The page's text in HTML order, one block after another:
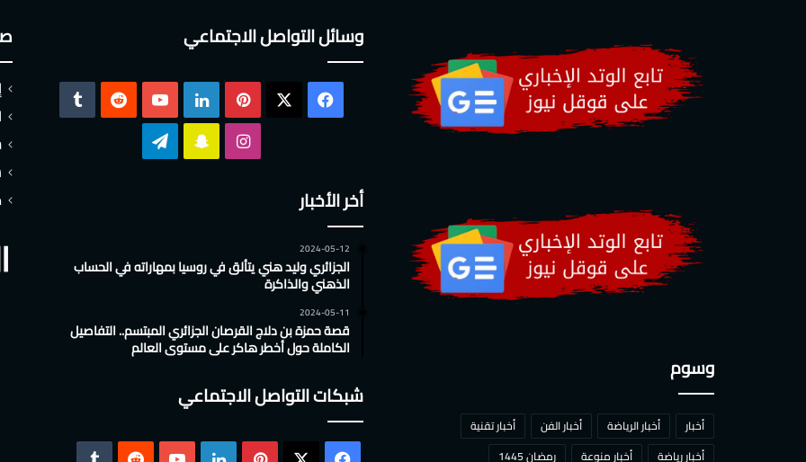
وسوم
أخبار أخبار الرياضة أخبار الفن
أخبار تقنية
أخبار رياضة
أخبار منوعة رمضان 1445
وسائل التواصل الاجتماعي
فيسبوك بينتيريست لينكدإن‫YouTube
‏Reddit
انستقرام سناب تيلقرام
أخر الأخبار
2024-05-12
الجزائري وليد هني يتألق في روسيا بمهاراته في الحساب
الذهني والذاكرة
2024-05-11
قصة حمزة بن دلاج القرصان الجزائري المبتسم.. التفاصيل
الكاملة حول أخطر هاكر على مستوى العالم
شبكات التواصل الاجتماعي